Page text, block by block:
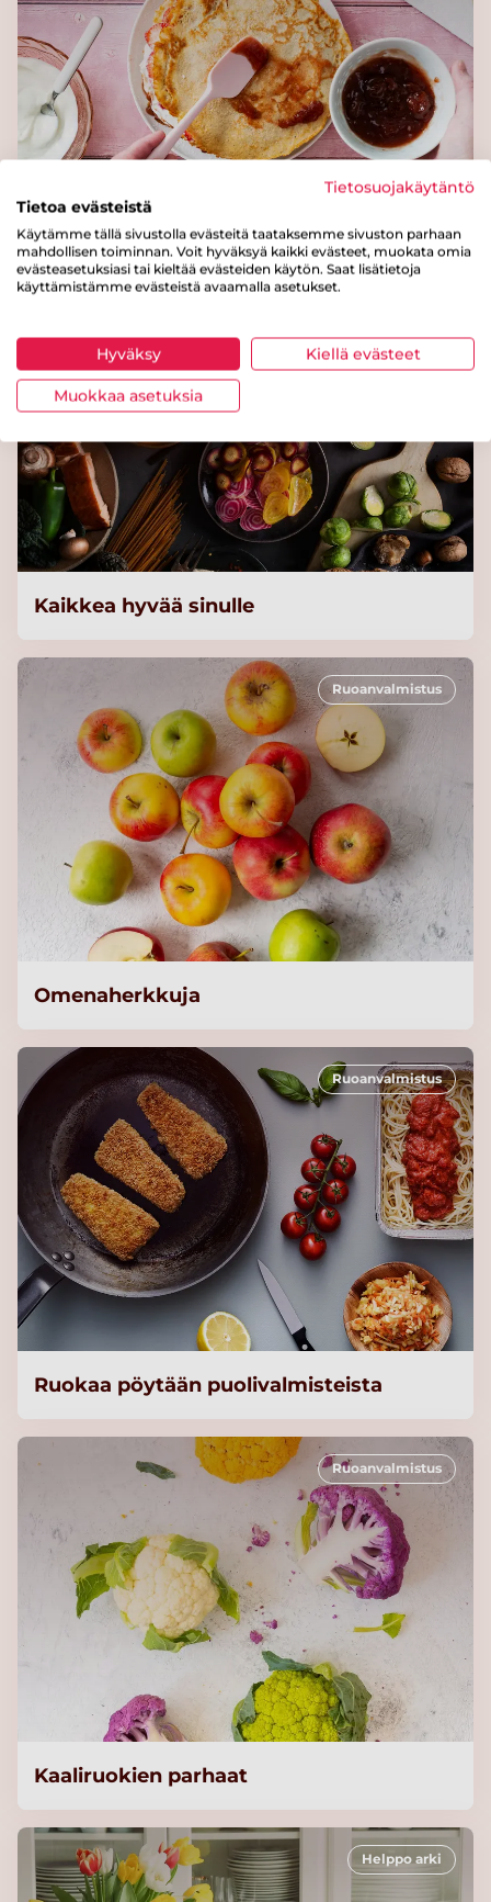
Kesäkeittiön vinkit
Kaikkea hyvää sinulle
Ruoanvalmistus
Omenaherkkuja
Ruoanvalmistus
Ruokaa pöytään puolivalmisteista
Ruoanvalmistus
Kaaliruokien parhaat
Helppo arki
Tietosuojakäytäntö
Tietoa evästeistä
Käytämme tällä sivustolla evästeitä taataksemme sivuston parhaan
mahdollisen toiminnan. Voit hyväksyä kaikki evästeet, muokata omia
evästeasetuksiasi tai kieltää evästeiden käytön. Saat lisätietoja
käyttämistämme evästeistä avaamalla asetukset.
Hyväksy Kiellä evästeet
Muokkaa asetuksia